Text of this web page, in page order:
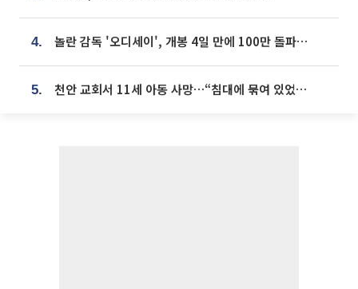
4. 놀란 감독 '오디세이', 개봉 4일 만에 100만 돌파⋯'왕사남' 보다 빠르다
5. 천안 교회서 11세 아동 사망…“침대에 묶여 있었다” 진술 확보